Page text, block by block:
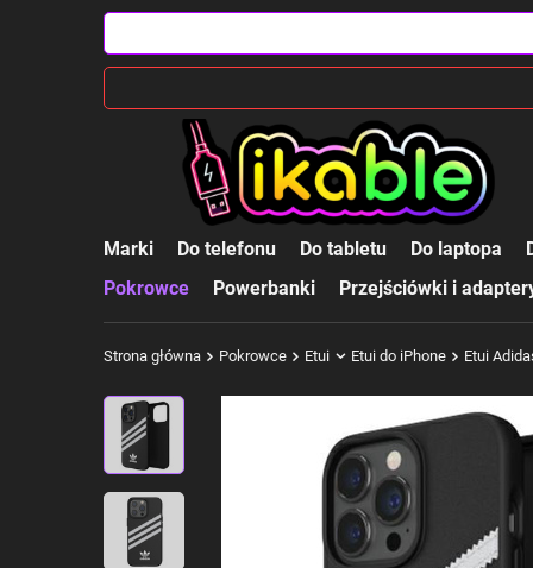
Marki Do telefonu Do tabletu Do laptopa
Pokrowce
Powerbanki Przejściówki i
Strona główna Pokrowce Etui Etui do iPhone Etui